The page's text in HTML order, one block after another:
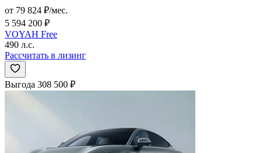
от 79 824 ₽/мес.
5 594 200 ₽
VOYAH Free
490 л.с.
Рассчитать в лизинг
Выгода 308 500 ₽